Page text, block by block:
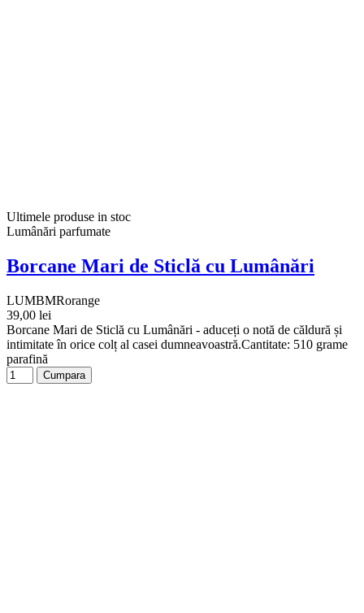
Ultimele produse in stoc
Lumânări parfumate
Borcane Mari de Sticlă cu Lumânări
LUMBMRorange
39,00 lei
Borcane Mari de Sticlă cu Lumânări - aduceți o notă de căldură și
intimitate în orice colț al casei dumneavoastră.Cantitate: 510 grame
parafină
Cumpara